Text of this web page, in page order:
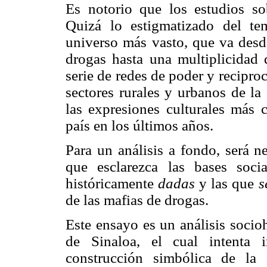
Es notorio que los estudios
Quizá lo estigmatizado del
universo más vasto, que va
drogas hasta una
serie de redes de poder y
sectores rurales y urbanos de
las expresiones culturales más
país en los últimos años.
Para un análisis a fondo, será
que esclarezca las bases
históricamentedadasy las que
de las mafias de drogas.
Este ensayo es un análisis
de Sinaloa, el cual intenta
construcción simbólica de la